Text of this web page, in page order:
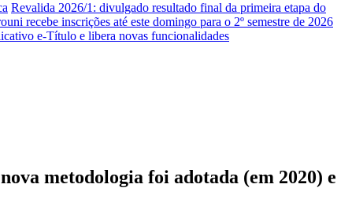
Revalida 2026/1: divulgado resultado final da primeira etapa do
recebe inscrições até este domingo para o 2º semestre de 2026
e-Título e libera novas funcionalidades
metodologia foi adotada (em 2020) e